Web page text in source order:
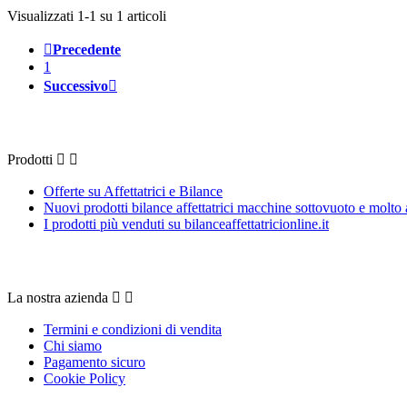
Visualizzati 1-1 su 1 articoli
Precedente
1
Successivo
Prodotti  
Offerte su Affettatrici e Bilance
Nuovi prodotti bilance affettatrici macchine sottovuoto e molto
I prodotti più venduti su bilanceaffettatricionline.it
La nostra azienda  
Termini e condizioni di vendita
Chi siamo
Pagamento sicuro
Cookie Policy